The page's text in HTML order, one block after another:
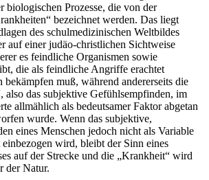
biologischen Prozesse, die von der
bezeichnet werden. Das liegt
des schulmedizinischen Weltbildes
auf einer judäo-christlichen Sichtweise
es feindliche Organismen sowie
die als feindliche Angriffe erachtet
bekämpfen muß, während andererseits die
also das subjektive Gefühlsempfinden, im
allmählich als bedeutsamer Faktor abgetan
wurde. Wenn das subjektive,
eines Menschen jedoch nicht als Variable
wird, bleibt der Sinn eines
auf der Strecke und die „Krankheit“ wird
der Natur.